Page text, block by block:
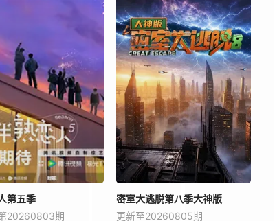
第五季
20260803期
密室大逃脱第八季大神版
更新至20260805期